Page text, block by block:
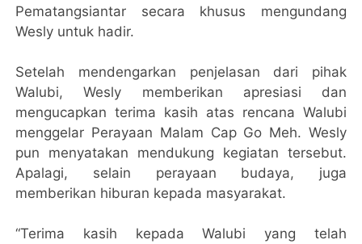
Pematangsiantar secara khusus mengundang
Wesly untuk hadir.
Setelah mendengarkan penjelasan dari pihak
Walubi, Wesly memberikan apresiasi dan
mengucapkan terima kasih atas rencana Walubi
menggelar Perayaan Malam Cap Go Meh. Wesly
pun menyatakan mendukung kegiatan tersebut.
Apalagi, selain perayaan budaya, juga
memberikan hiburan kepada masyarakat.
“Terima kasih kepada Walubi yang telah